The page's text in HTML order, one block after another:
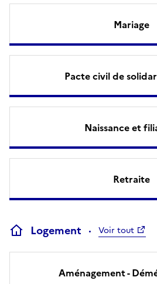
Mariage
Pacte civil de
Naissance et
Retraite
Logement Voir tout
Aménagement -